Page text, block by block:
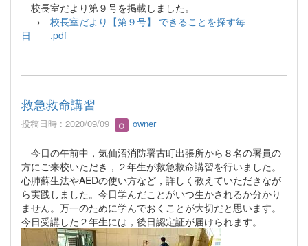
校長室だより第９号を掲載しました。
→ 校長室だより【第９号】 できることを探す毎
日 .pdf
救急救命講習
投稿日時 : 2020/09/09 owner
今日の午前中，気仙沼消防署古町出張所から８名の署員の
方にご来校いただき，２年生が救急救命講習を行いました。
心肺蘇生法やAEDの使い方など，詳しく教えていただきなが
ら実践しました。今日学んだことがいつ生かされるか分かり
ません。万一のために学んでおくことが大切だと思います。
今日受講した２年生には，後日認定証が届けられます。